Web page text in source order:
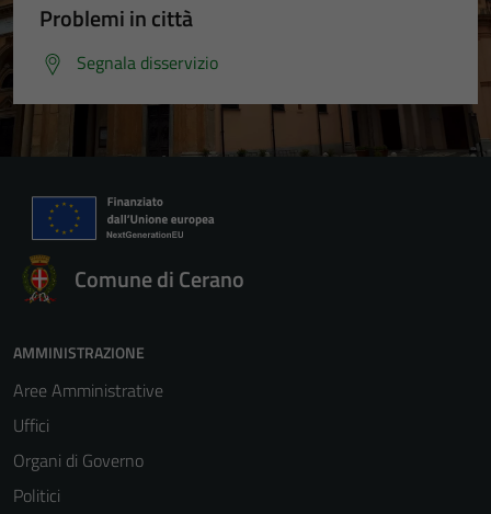
Problemi in città
Segnala disservizio
Comune di Cerano
AMMINISTRAZIONE
Aree Amministrative
Uffici
Organi di Governo
Politici